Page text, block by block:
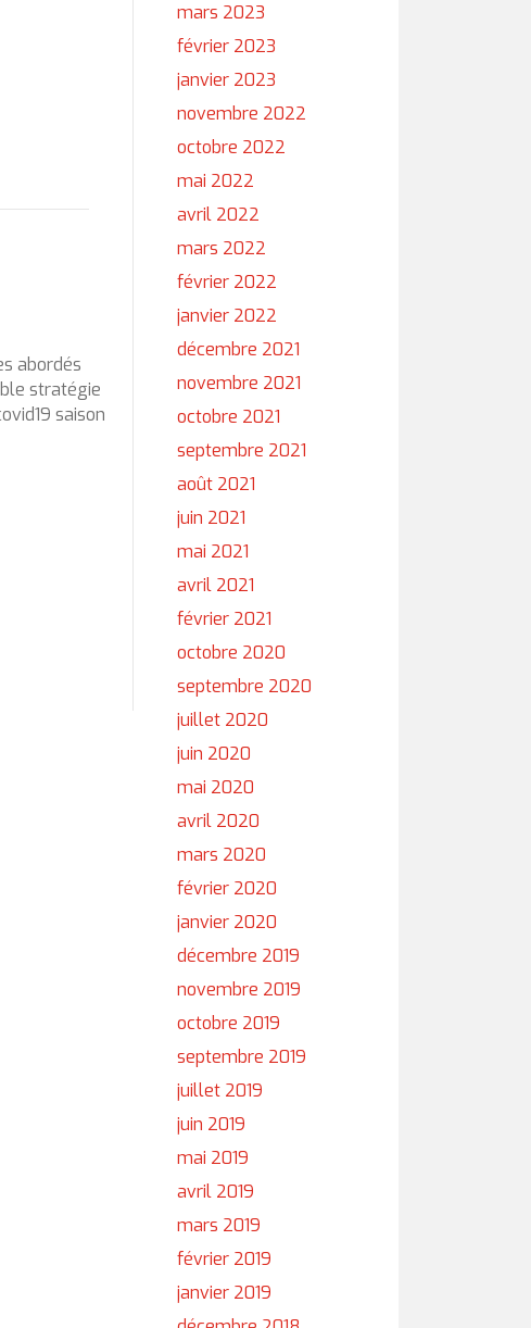
abordés
stratégie
saison
mars 2023
février 2023
janvier 2023
novembre 2022
octobre 2022
mai 2022
avril 2022
mars 2022
février 2022
janvier 2022
décembre 2021
novembre 2021
octobre 2021
septembre 2021
août 2021
juin 2021
mai 2021
avril 2021
février 2021
octobre 2020
septembre 2020
juillet 2020
juin 2020
mai 2020
avril 2020
mars 2020
février 2020
janvier 2020
décembre 2019
novembre 2019
octobre 2019
septembre 2019
juillet 2019
juin 2019
mai 2019
avril 2019
mars 2019
février 2019
janvier 2019